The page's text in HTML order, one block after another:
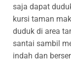
saja dapat
kursi taman
duduk di area
santai sambil
indah dan